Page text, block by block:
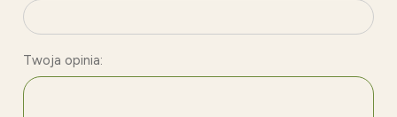
Twoja opinia: